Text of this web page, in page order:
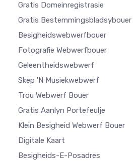
Gratis Domeinregistrasie
Gratis Bestemmingsbladsybouer
Besigheidswebwerfbouer
Fotografie Webwerfbouer
Geleentheidswebwerf
Skep 'n Musiekwebwerf
Trou Webwerf Bouer
Gratis Aanlyn Portefeulje
Klein Besigheid Webwerf Bouer
Digitale Kaart
Besigheids-E-Posadres